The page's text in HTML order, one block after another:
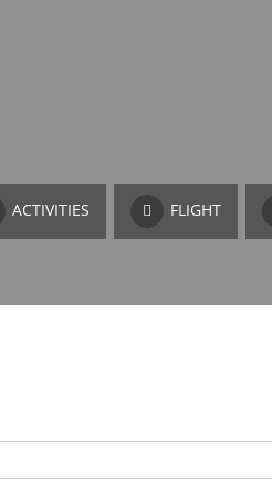
ACTIVITIES FLIGHT